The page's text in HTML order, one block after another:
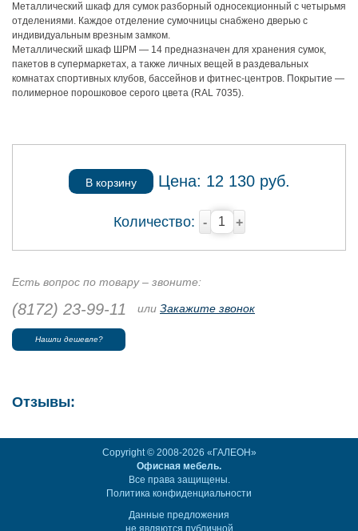
Металлический шкаф для сумок разборный односекционный с четырьмя
отделениями. Каждое отделение сумочницы снабжено дверью с
индивидуальным врезным замком.
Металлический шкаф ШРМ — 14 предназначен для хранения сумок,
пакетов в супермаркетах, а также личных вещей в раздевальных
комнатах спортивных клубов, бассейнов и фитнес-центров. Покрытие —
полимерное порошковое серого цвета (RAL 7035).
В корзину Цена: 12 130руб.
Количество: - +
Есть вопрос по товару – звоните:
(8172) 23-99-11 или Закажите звонок
Нашли дешевле?
Отзывы:
Copyright © 2008-2026 «ГАЛЕОН»
Офисная мебель.
Все права защищены.
Политика конфиденциальности
Данные предложения
не являются публичной